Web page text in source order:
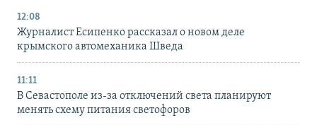
12:08
Журналист Есипенко рассказал о новом деле
крымского автомеханика Шведа
11:11
В Севастополе из-за отключений света планируют
менять схему питания светофоров